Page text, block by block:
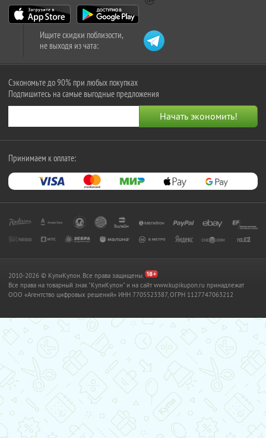
Ищите скидки поблизости,
не выходя из чата:
Сэкономьте до 90% при любых покупках
Подпишитесь на самые выгодные предложения
Принимаем к оплате:
2010-2026 © КупиКупон. Все права защищены.
Все права на товарный знак "КупиКупон" и на сайт www.kupikupon.ru принадлежат
OOO «Агентство цифровых решений» ИНН 7705523387, ОГРН 1127747063212